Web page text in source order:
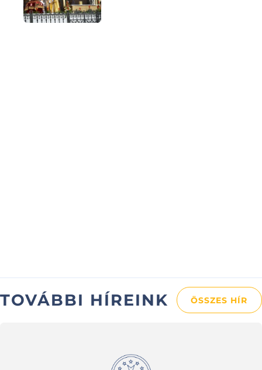
TOVÁBBI HÍREINK ÖSSZES HÍR